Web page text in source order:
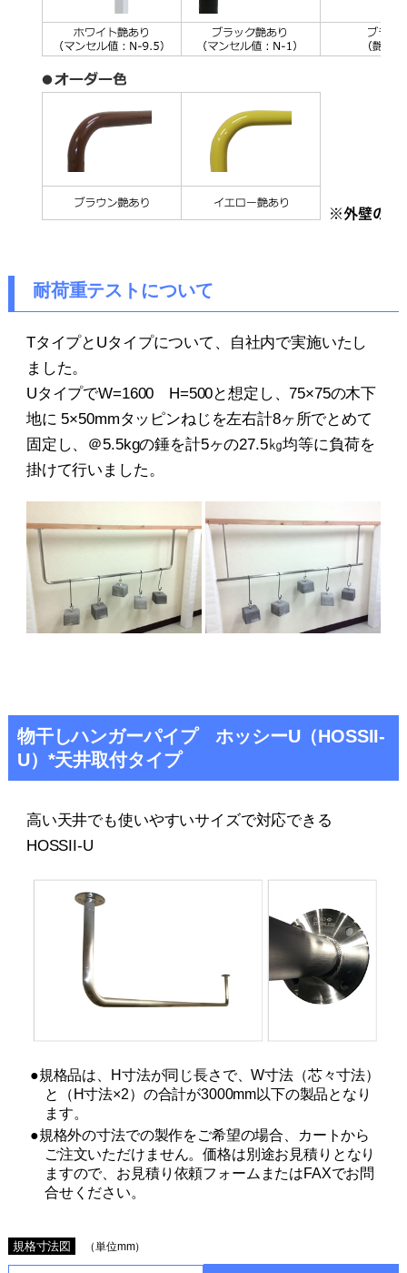
耐荷重テストについて
TタイプとUタイプについて、自社内で実施いたし
ました。
UタイプでW=1600 H=500と想定し、75×75の木下
地に 5×50mmタッピンねじを左右計8ヶ所でとめて
固定し、＠5.5kgの錘を計5ヶの27.5㎏均等に負荷を
掛けて行いました。
物干しハンガーパイプ ホッシーU（HOSSII-
U）*天井取付タイプ
高い天井でも使いやすいサイズで対応できる
HOSSII-U
●規格品は、H寸法が同じ長さで、W寸法（芯々寸法）
と（H寸法×2）の合計が3000mm以下の製品となり
ます。
●規格外の寸法での製作をご希望の場合、カートから
ご注文いただけません。価格は別途お見積りとなり
ますので、お見積り依頼フォームまたはFAXでお問
合せください。
規格寸法図 （単位mm）